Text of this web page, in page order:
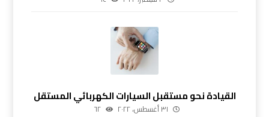
القيادة نحو مستقبل السيارات الكهربائي المستقل
٣١ أغسطس، ٢٠٢٢ ٦٢